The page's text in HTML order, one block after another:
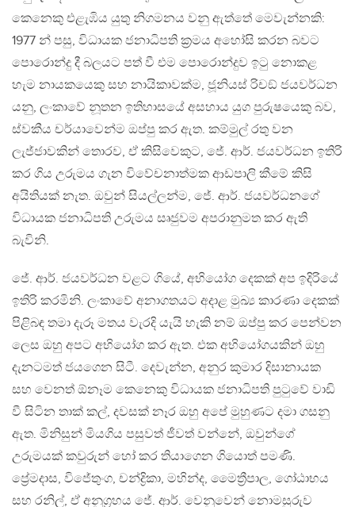
කෙනෙකු එළැඹිය යුතු නිගමනය වනු ඇත්තේ මෙවැන්නකි:
1977 න් පසු, විධායක ජනාධිපති ක්‍රමය අහෝසි කරන බවට
පොරොන්දු දී බලයට පත් වී එම පොරොන්දුව ඉටු නොකළ
හැම නායකයෙකු සහ නායිකාවක්ම, ජූනියස් රිචඞ් ජයවර්ධන
යනු, ලංකාවේ නූතන ඉතිහාසයේ අසහාය යුග පුරුෂයෙකු බව,
ස්වකීය චර්යාවෙන්ම ඔප්පු කර ඇත. කම්මුල් රතු වන
ලැජ්ජාවකින් තොරව, ඒ කිසිවෙකුට, ජේ. ආර්. ජයවර්ධන ඉතිරි
කර ගිය උරුමය ගැන විවේචනාත්මක ආඩපාලි කීමේ කිසි
අයිතියක් නැත. ඔවුන් සියල්ලන්ම, ජේ. ආර්. ජයවර්ධනගේ
විධායක ජනාධිපති උරුමය සෘජුවම අපරානුමත කර ඇති
බැවිනි.
ජේ. ආර්. ජයවර්ධන වළට ගියේ, අභියෝග දෙකක් අප ඉදිරියේ
ඉතිරි කරමිනි. ලංකාවේ අනාගතයට අදාළ මුඛ්‍ය කාරණා දෙකක්
පිළිබඳ තමා දැරූ මතය වැරදි යැයි හැකි නම් ඔප්පු කර පෙන්වන
ලෙස ඔහු අපට අභියෝග කර ඇත. එක අභියෝගයකින් ඔහු
දැනටමත් ජයගෙන සිටී. දෙවැන්න, අනුර කුමාර දිසානායක
සහ වෙනත් ඕනෑම කෙනෙකු විධායක ජනාධිපති පුටුවේ වාඩි
වී සිටින තාක් කල්, දවසක් නෑර ඔහු අපේ මුහුණට දමා ගසනු
ඇත. මිනිසුන් මියගිය පසුවත් ජීවත් වන්නේ, ඔවුන්ගේ
උරුමයක් කවුරුන් හෝ කර තියාගෙන ගියොත් පමණි.
ප්‍රේමදාස, විජේතුංග, චන්ද්‍රිකා, මහින්ද, මෛත්‍රීපාල, ගෝඨාභය
සහ රනිල්, ඒ අනුග්‍රහය ජේ. ආර්. වෙනුවෙන් නොමසුරුව